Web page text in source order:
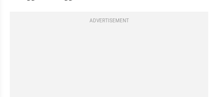
ADVERTISEMENT